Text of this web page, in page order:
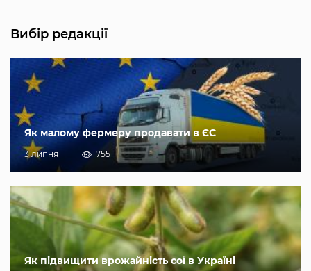
Вибір редакції
Як малому фермеру продавати в ЄС
3 липня 755
Як підвищити врожайність сої в Україні